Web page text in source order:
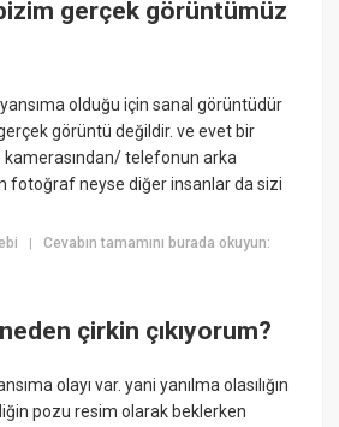
gerçek görüntümüz
olduğu için sanal görüntüdür
görüntü değildir. ve evet bir
telefonun arka
fotoğraf neyse diğer insanlar da sizi
|Cevabın tamamını burada okuyun:
çirkin çıkıyorum?
olayı var. yani yanılma olasılığın
pozu resim olarak beklerken